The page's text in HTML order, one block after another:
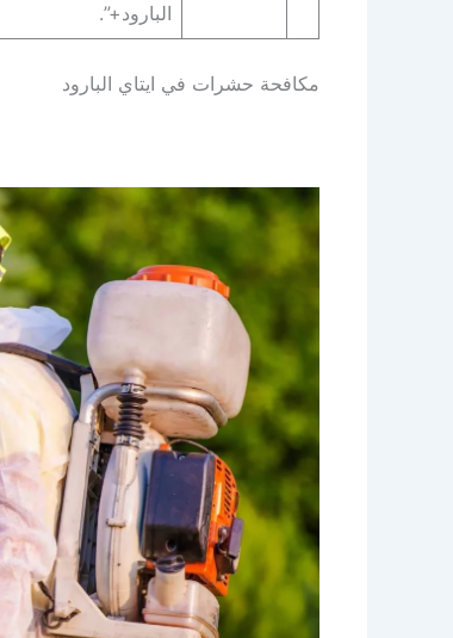
البارود+”.
مكافحة حشرات في ايتاي البارود